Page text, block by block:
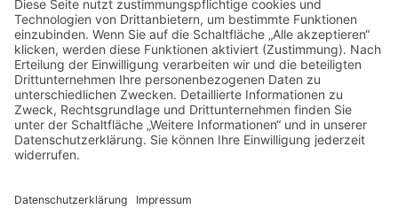
Vereinsvorsitzende:
Maria Streitferdt
Suche
nach: